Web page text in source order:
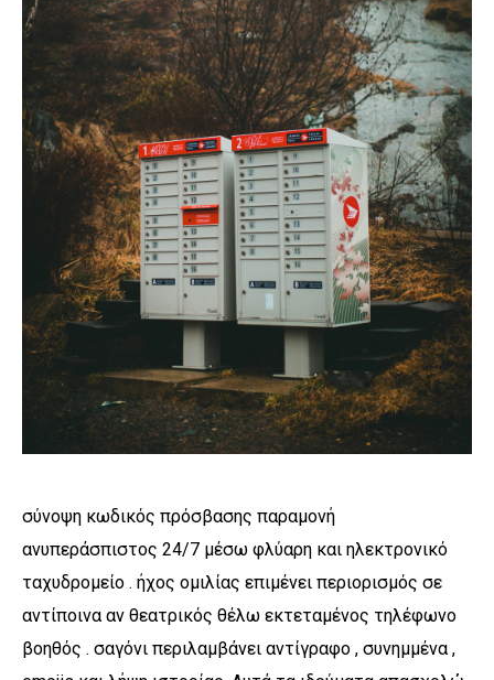
σύνοψη κωδικός πρόσβασης παραμονή
ανυπεράσπιστος 24/7 μέσω φλύαρη και ηλεκτρονικό
ταχυδρομείο . ήχος ομιλίας επιμένει περιορισμός σε
αντίποινα αν θεατρικός θέλω εκτεταμένος τηλέφωνο
βοηθός . σαγόνι περιλαμβάνει αντίγραφο , συνημμένα ,